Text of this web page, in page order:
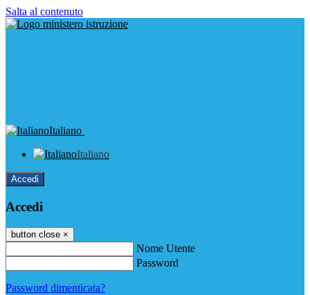
Salta al contenuto
Italiano
Italiano
Accedi
Accedi
button close ×
Nome Utente
Password
Password dimenticata?